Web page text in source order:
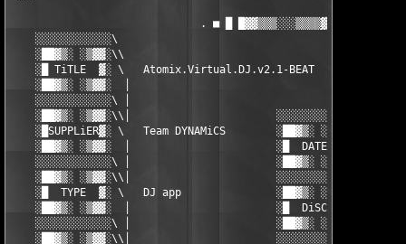
. ■ █ █▓▓▒▒▒░░░▒▒▒▒▓▓▓▓█████
    ░░░░░░░░░░░░\
    ░██▓▒░ ░▒▓▓░\\
    ░█ TiTLE  ▓░ \   Atomix.Virtual.DJ.v2.1-BEAT
    ░██▓▒░ ░▒▓▓░  │
    ░░░░░░░░░░░░\ │
    ░██▓▒░ ░▒▓▓░\\│                       ░░░░░░░░░░░░\
    ░█SUPPLiER▓░ \   Team DYNAMiCS        ░██▓▒░ ░▒▓▓░\\
░██▓▒░ ░▒▓▓░  │                       ░█  DATE  ▓░ \
    ░░░░░░░░░░░░\ │                       ░██▓▒░ ░▒▓▓░  │
    ░██▓▒░ ░▒▓▓░\\│                       ░░░░░░░░░░░░\ │
    ░█  TYPE  ▓░ \   DJ app               ░██▓▒░ ░▒▓▓░\\│
░██▓▒░ ░▒▓▓░  │                       ░█  DiSC  ▓░ \   XX/
    ░░░░░░░░░░░░\ │                       ░██▓▒░ ░▒▓▓░  │
    ░██▓▒░ ░▒▓▓░\\│                       ░░░░░░░░░░░░  │